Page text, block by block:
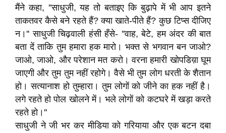
मैंने कहा, ''साधुजी, यह तो बताइए कि बुढ़ापे में भी आप इतने
ताकतवर कैसे बने रहते हैं? क्या खाते-पीते हैं? कुछ टिप्स दीजिए
न।'' साधुजी चिढ़वाली हंसी हँसे- ''वाह, बेटे, हम अंदर की बात
बता दें ताकि तुम हमारा हक मारो। भक्त से भगवान बन जाओ?
जाओ, जाओ, और परेशान मत करो। वरना हमारी खोपडिय़ा घूम
जाएगी और तुम तुम नहीं रहोगे। वैसे भी तुम लोग धरती के शैतान
हो। सत्यानाश हो तुम्हारा। तुम लोगों को जीने का हक नहीं है।
लगे रहते हो पोल खोलने में। भले लोगों को कटघरे में खड़ा करते
रहते हो।''
साधुजी ने जी भर कर मीडिया को गरियाया और एक बटन दबा